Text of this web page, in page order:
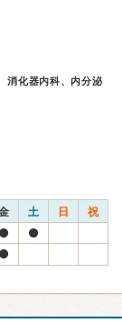
消化器内科、内分泌
土 日 祝